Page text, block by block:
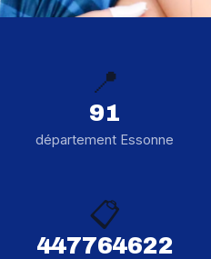
📍
91
département Essonne
📋
447764622